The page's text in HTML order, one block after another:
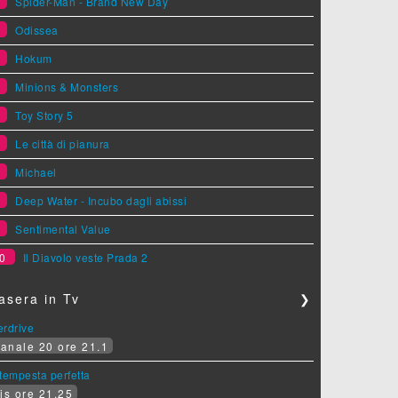
Odissea
Hokum
Minions & Monsters
Toy Story 5
Le città di pianura
Michael
Deep Water - Incubo dagli abissi
Sentimental Value
Il Diavolo veste Prada 2
in Tv ❯
20 ore 21.1
perfetta
ore 21.25